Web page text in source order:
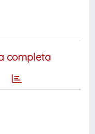
completa